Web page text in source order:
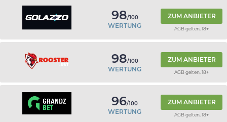
98/100
WERTUNG
ZUM ANBIETER
AGB gelten, 18+
98/100
WERTUNG
ZUM ANBIETER
AGB gelten, 18+
96/100
WERTUNG
ZUM ANBIETER
AGB gelten, 18+